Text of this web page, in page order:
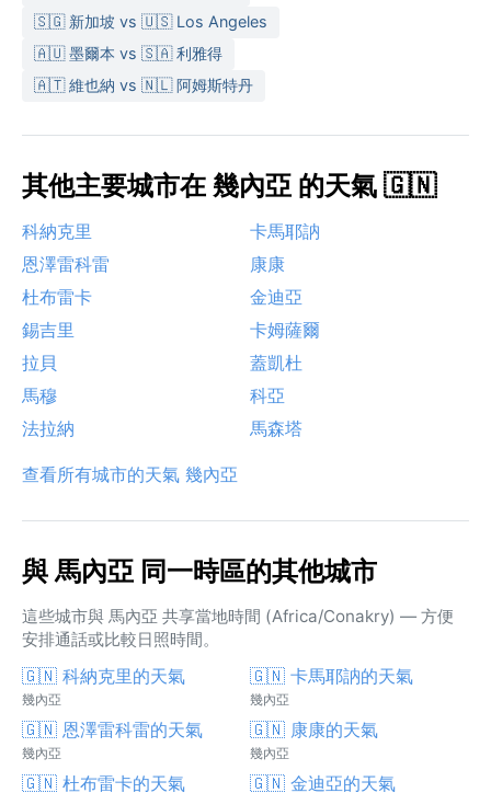
🇸🇬 新加坡 vs 🇺🇸 Los Angeles
🇦🇺 墨爾本 vs 🇸🇦 利雅得
🇦🇹 維也納 vs 🇳🇱 阿姆斯特丹
其他主要城市在 幾內亞 的天氣 🇬🇳
科納克里
卡馬耶訥
恩澤雷科雷
康康
杜布雷卡
金迪亞
錫吉里
卡姆薩爾
拉貝
蓋凱杜
馬穆
科亞
法拉納
馬森塔
查看所有城市的天氣 幾內亞
與 馬內亞 同一時區的其他城市
這些城市與 馬內亞 共享當地時間 (Africa/Conakry) — 方便
安排通話或比較日照時間。
🇬🇳 科納克里的天氣
幾內亞
🇬🇳 卡馬耶訥的天氣
幾內亞
🇬🇳 恩澤雷科雷的天氣
幾內亞
🇬🇳 康康的天氣
幾內亞
🇬🇳 杜布雷卡的天氣 🇬🇳 金迪亞的天氣